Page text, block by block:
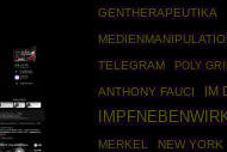
GENTHERAPEUTIKA
TELEGRAM
POLY
ANTHONY FAUCI
IM
MERKEL
NEW YORK